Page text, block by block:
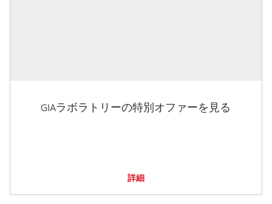
GIAラボラトリーの特別オファーを見る
詳細